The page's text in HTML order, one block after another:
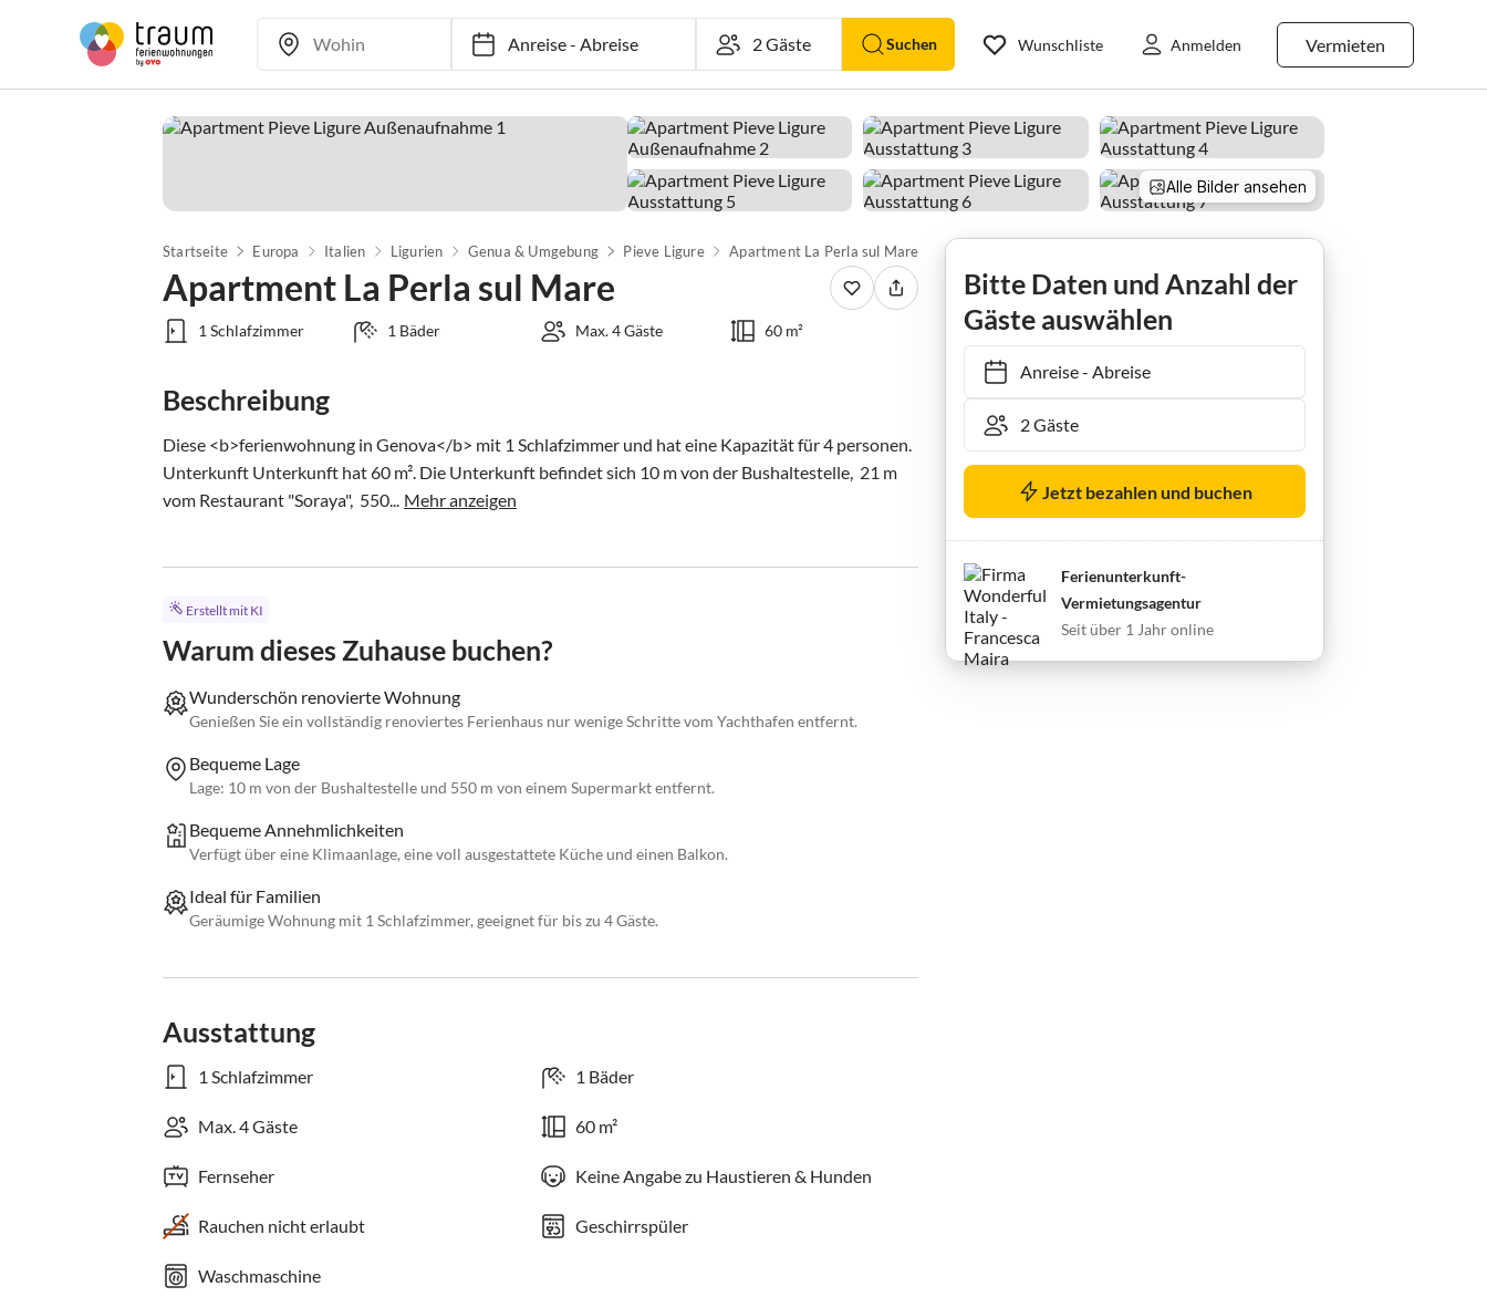
Anreise-Abreise Suchen Vermieten
Wunschliste Anmelden
Alle Bilder ansehen
Startseite Europa Italien Ligurien Genua & Umgebung Pieve Ligure Apartment La Perla sul Mare
Apartment La Perla sul Mare
1 Schlafzimmer 1 Bäder Max. 4 Gäste 60 m²
Beschreibung
Diese <b>ferienwohnung in Genova</b> mit 1 Schlafzimmer und hat eine Kapazität für 4 personen.
Unterkunft Unterkunft hat 60 m². Die Unterkunft befindet sich 10 m von der Bushaltestelle,  21 m
vom Restaurant "Soraya",  550... Mehr anzeigen
Erstellt mit KI
Warum dieses Zuhause buchen?
Wunderschön renovierte Wohnung
Genießen Sie ein vollständig renoviertes Ferienhaus nur wenige Schritte vom Yachthafen entfernt.
Bequeme Lage
Lage: 10 m von der Bushaltestelle und 550 m von einem Supermarkt entfernt.
Bequeme Annehmlichkeiten
Verfügt über eine Klimaanlage, eine voll ausgestattete Küche und einen Balkon.
Ideal für Familien
Geräumige Wohnung mit 1 Schlafzimmer, geeignet für bis zu 4 Gäste.
Ausstattung
1 Schlafzimmer 1 Bäder
Max. 4 Gäste 60 m²
Fernseher Keine Angabe zu Haustieren & Hunden
Rauchen nicht erlaubt Geschirrspüler
Waschmaschine
Bitte Daten und Anzahl der
Gäste auswählen
Anreise- Abreise
Jetzt bezahlen und buchen
Ferienunterkunft-
Vermietungsagentur
Seit über 1 Jahr online